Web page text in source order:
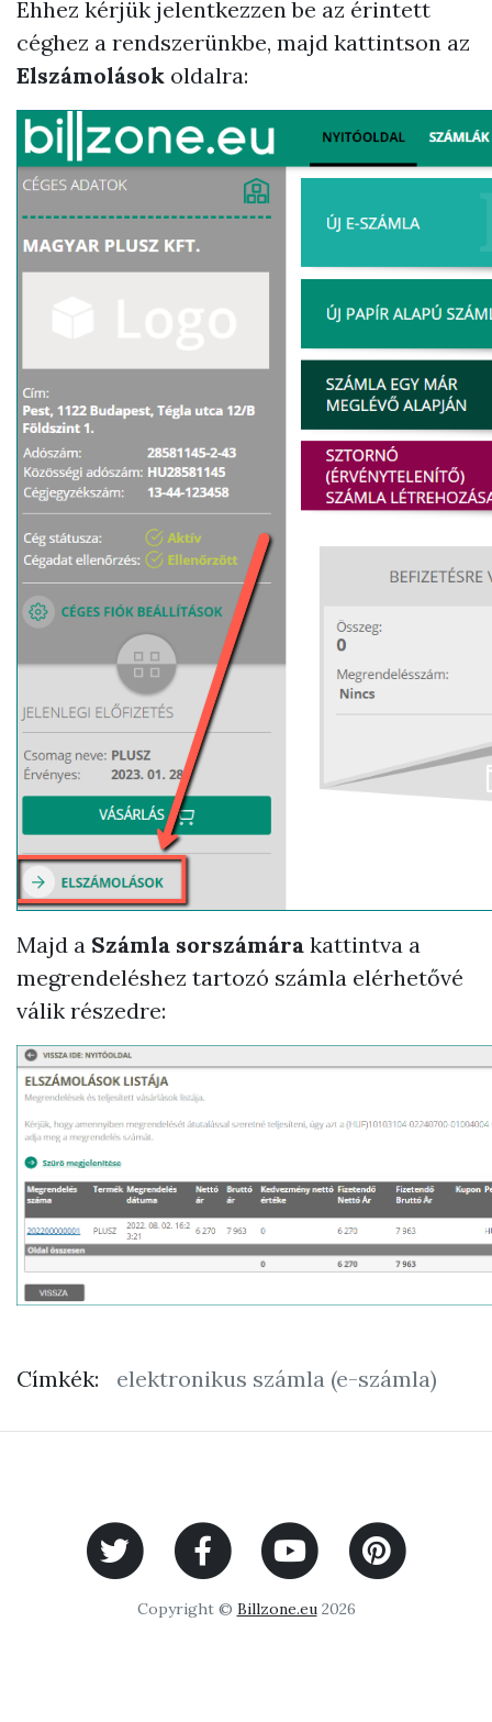
Ehhez kérjük jelentkezzen be az érintett
céghez a rendszerünkbe, majd kattintson az
Elszámolások oldalra:
Majd a Számla sorszámára kattintva a
megrendeléshez tartozó számla elérhetővé
válik részedre:
Címkék: elektronikus számla (e-számla)
Copyright © Billzone.eu2026